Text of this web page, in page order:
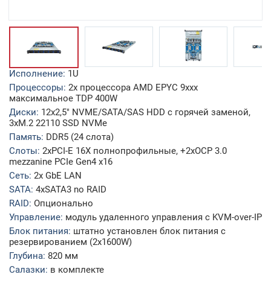
Исполнение: 1U
Процессоры: 2x процессора AMD EPYC 9xxx
максимальное TDP 400W
Диски: 12x2,5" NVME/SATA/SAS HDD c горячей заменой,
3xM.2 22110 SSD NVMe
Память: DDR5 (24 слота)
Слоты: 2xPCI-E 16X полнопрофильные, +2xOCP 3.0
mezzanine PCIe Gen4 x16
Сеть: 2x GbE LAN
SATA: 4xSATA3 no RAID
RAID: Опционально
Управление: модуль удаленного управления с KVM-over-IP
Блок питания: штатно установлен блок питания с
резервированием (2x1600W)
Глубина: 820 мм
Салазки: в комплекте